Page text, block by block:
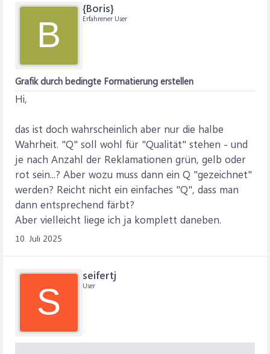
B
{Boris}
Erfahrener User
Grafik durch bedingte Formatierung erstellen
Hi,
das ist doch wahrscheinlich aber nur die halbe
Wahrheit. "Q" soll wohl für "Qualität" stehen - und
je nach Anzahl der Reklamationen grün, gelb oder
rot sein...? Aber wozu muss dann ein Q "gezeichnet"
werden? Reicht nicht ein einfaches "Q", dass man
dann entsprechend färbt?
Aber vielleicht liege ich ja komplett daneben.
10. Juli 2025
S
seifertj
User